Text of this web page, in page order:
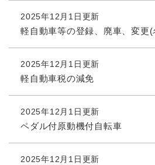
2025年12月1日更新
軽自動車等の登録、廃車、変更(
2025年12月1日更新
軽自動車税の減免
2025年12月1日更新
ペダル付原動機付自転車
2025年12月1日更新